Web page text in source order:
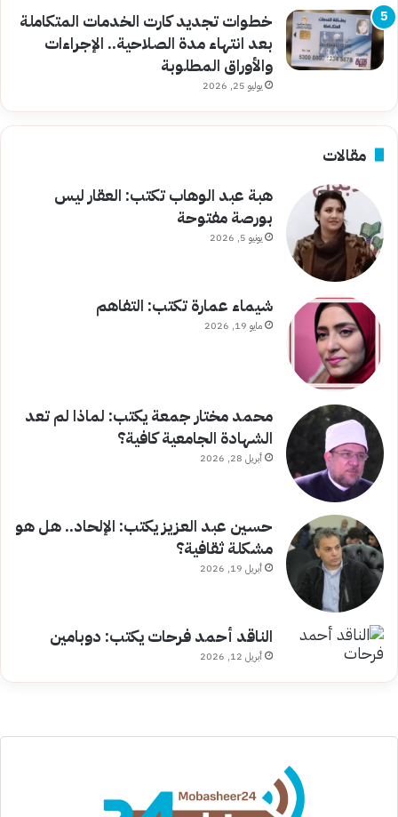
خطوات تجديد كارت الخدمات المتكاملة
بعد انتهاء مدة الصلاحية.. الإجراءات
والأوراق المطلوبة
يوليو 25, 2026
مقالات
هبة عبد الوهاب تكتب: العقار ليس
بورصة مفتوحة
يونيو 5, 2026
شيماء عمارة تكتب: التفاهم
مايو 19, 2026
محمد مختار جمعة يكتب: لماذا لم تعد
الشهادة الجامعية كافية؟
أبريل 28, 2026
حسين عبد العزيز يكتب: الإلحاد.. هل هو
مشكلة ثقافية؟
أبريل 19, 2026
الناقد أحمد فرحات يكتب: دوبامين
أبريل 12, 2026